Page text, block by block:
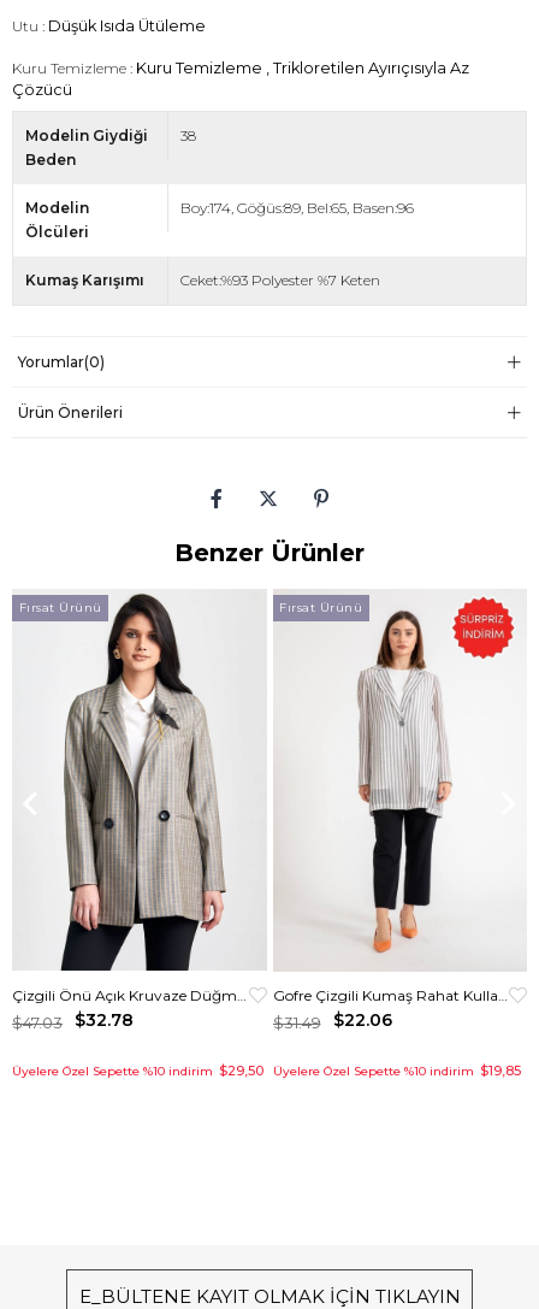
Utu : Düşük Isıda Ütüleme
Kuru Temizleme : Kuru Temizleme , Trikloretilen Ayırıçısıyla Az
Çözücü
Modelin Giydiği
Beden
38
Modelin
Ölcüleri
Boy:174, Göğüs:89, Bel:65, Basen:96
Kumaş Karışımı Ceket:%93 Polyester %7 Keten
Yorumlar(0)
Ürün Önerileri
Benzer Ürünler
$32.78
$47.03
Fırsat Ürünü
Üyelere Özel Sepette %10 indirim $29,50
$22.06
$31.49
Fırsat Ürünü
Üyelere Özel Sepette %10 indirim $19,85
E_BÜLTENE KAYIT OLMAK İÇİN TIKLAYIN